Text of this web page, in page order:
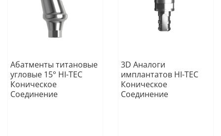
Абатменты титановые
угловые 15° HI-TEC
Коническое
Соединение
3D Аналоги
имплантатов HI-TEC
Коническое
Соединение